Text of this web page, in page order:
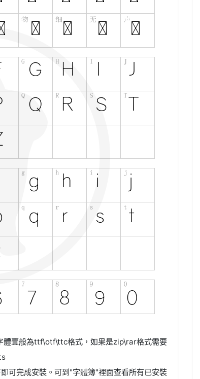
壹般為ttf\otf\ttc格式，如果是zip\rar格式需要
可完成安裝。可到"字體簿"裡面查看所有已安裝